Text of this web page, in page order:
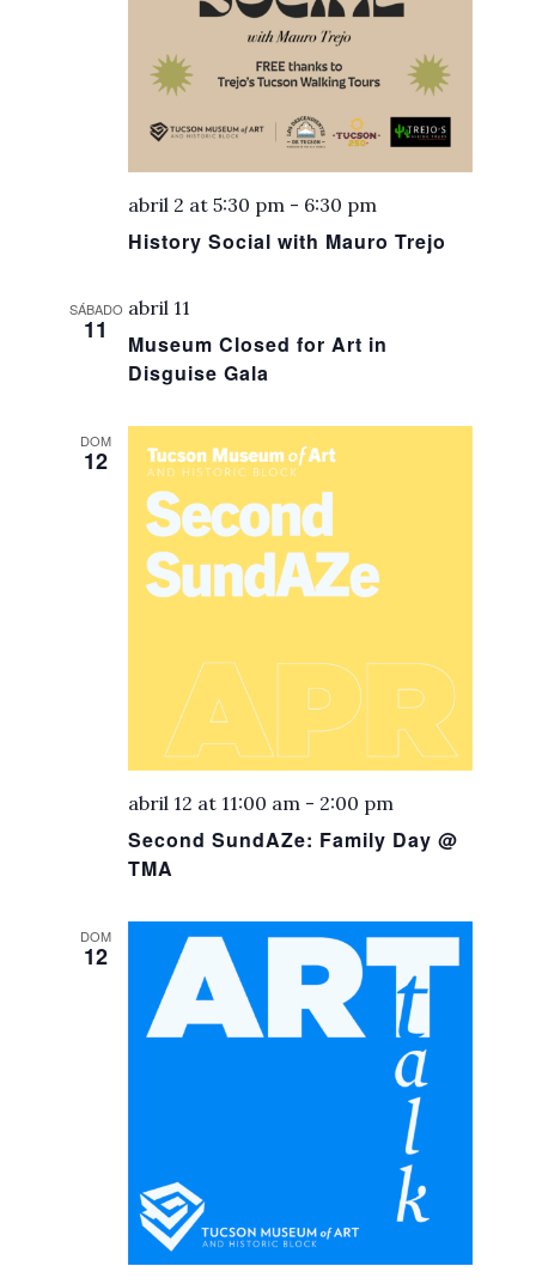
History Social with Mauro Trejo
abril 2 at 5:30 pm - 6:30 pm
SÁBADO
11
Museum Closed for Art in
Disguise Gala
abril 11
DOM
12
Second SundAZe: Family Day @
TMA
abril 12 at 11:00 am - 2:00 pm
DOM
12